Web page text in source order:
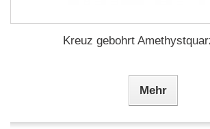
Kreuz gebohrt
Mehr